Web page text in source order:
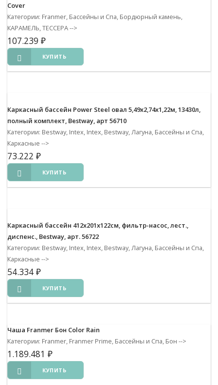
Cover
Категории: Franmer, Бассейны и Спа, Бордюрный камень,
КАРАМЕЛЬ, ТЕССЕРА-->
107.239 ₽
КУПИТЬ
Каркасный бассейн Power Steel овал 5,49х2,74х1,22м, 13430л,
полный комплект, Bestway, арт 56710
Категории: Bestway, Intex, Intex, Bestway, Лагуна, Бассейны и Спа,
Каркасные -->
73.222 ₽
КУПИТЬ
Каркасный бассейн 412х201х122см, фильтр-насос, лест.,
диспенс., Bestway, арт. 56722
Категории: Bestway, Intex, Intex, Bestway, Лагуна, Бассейны и Спа,
Каркасные -->
54.334 ₽
КУПИТЬ
Чаша Franmer Бон Color Rain
Категории: Franmer, Franmer Prime, Бассейны и Спа, Бон -->
1.189.481 ₽
КУПИТЬ